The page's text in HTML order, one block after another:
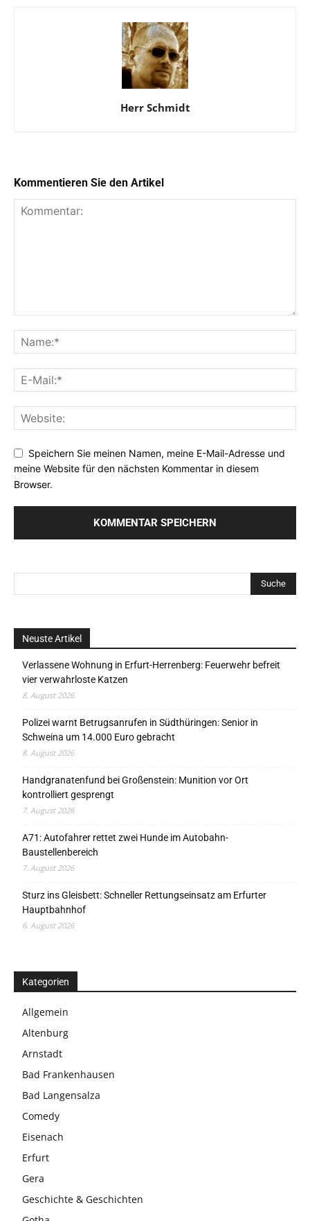
Herr Schmidt
Kommentieren Sie den Artikel
Speichern Sie meinen Namen, meine E-Mail-Adresse und
meine Website für den nächsten Kommentar in diesem
Browser.
Neuste Artikel
Verlassene Wohnung in Erfurt-Herrenberg: Feuerwehr befreit
vier verwahrloste Katzen
8. August 2026
Polizei warnt Betrugsanrufen in Südthüringen: Senior in
Schweina um 14.000 Euro gebracht
8. August 2026
Handgranatenfund bei Großenstein: Munition vor Ort
kontrolliert gesprengt
7. August 2026
A71: Autofahrer rettet zwei Hunde im Autobahn-
Baustellenbereich
7. August 2026
Sturz ins Gleisbett: Schneller Rettungseinsatz am Erfurter
Hauptbahnhof
6. August 2026
Kategorien
Allgemein
Altenburg
Arnstadt
Bad Frankenhausen
Bad Langensalza
Comedy
Eisenach
Erfurt
Gera
Geschichte & Geschichten